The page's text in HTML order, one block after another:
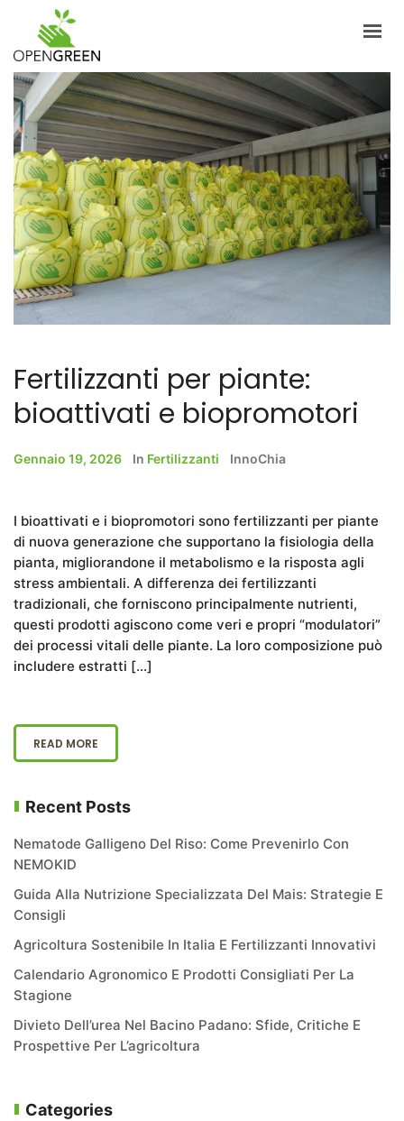
AZIENDA
INFORMAZIONI
PRODOTTI
NOTIZIE
CONTATTI
ITALIANO
LOGIN
Fertilizzanti per piante:
bioattivati e biopromotori
Gennaio 19, 2026 In Fertilizzanti InnoChia
I bioattivati e i biopromotori sono fertilizzanti per piante
di nuova generazione che supportano la fisiologia della
pianta, migliorandone il metabolismo e la risposta agli
stress ambientali. A differenza dei fertilizzanti
tradizionali, che forniscono principalmente nutrienti,
questi prodotti agiscono come veri e propri “modulatori”
dei processi vitali delle piante. La loro composizione può
includere estratti […]
READ MORE
Recent Posts
Nematode Galligeno Del Riso: Come Prevenirlo Con
NEMOKID
Guida Alla Nutrizione Specializzata Del Mais: Strategie E
Consigli
Agricoltura Sostenibile In Italia E Fertilizzanti Innovativi
Calendario Agronomico E Prodotti Consigliati Per La
Stagione
Divieto Dell’urea Nel Bacino Padano: Sfide, Critiche E
Prospettive Per L’agricoltura
Categories